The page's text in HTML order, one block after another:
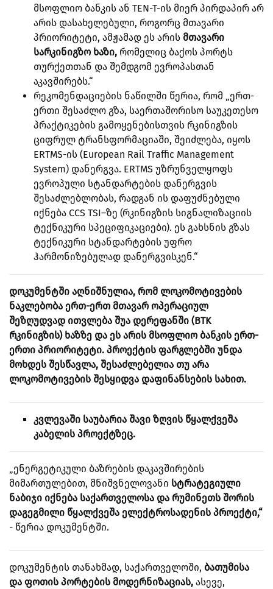
მსოფლიო ბანკის ან TEN-T-ის მიერ პირდაპირ არ
არის დასახელებული, როგორც მთავარი
პრიორიტეტი, ამჟამად ეს არის მთავარი
სარკინიგზო ხაზი, რომელიც ბაქოს პორტს
თურქეთთან და შემდგომ ევროპასთან
აკავშირებს.“
რეკომენდაციების ნაწილში წერია, რომ „ერთ-
ერთი შესაძლო გზა, საერთაშორისო საუკეთესო
პრაქტიკების გამოყენებისთვის რკინიგზის
ციფრულ ტრანსფორმაციაში, შეიძლება, იყოს
ERTMS-ის (European Rail Traffic Management
System) დანერგვა. ERTMS უზრუნველყოფს
ევროპული სტანდარტების დანერგვის
შესაძლებლობას, რადგან ის დაფუძნებული
იქნება CCS TSI–ზე (რკინიგზის სიგნალიზაციის
ტექნიკური სპეციფიკაციები). ეს გახსნის გზას
ტექნიკური სტანდარტების უფრო
ჰარმონიზებულად დანერგვისკენ.“
დოკუმენტში აღნიშნულია, რომ ლოკომოტივების
ნაკლებობა ერთ-ერთ მთავარ ოპერაციულ
შეზღუდვად ითვლება შუა დერეფანში (BTK
რკინიგზის) ხაზზე და ეს არის მსოფლიო ბანკის ერთ-
ერთი პრიორიტეტი. პროექტის ფარგლებში უნდა
მოხდეს შესწავლა, შესაძლებელია თუ არა
ლოკომოტივების შესყიდვა დაფინანსების სახით.
კვლევაში საუბარია შავი ზღვის წყალქვეშა
კაბელის პროექტზეც.
„ენერგეტიკული ბაზრების დაკავშირების
მიმართულებით, მნიშვნელოვანი სტრატეგიული
ნაბიჯი იქნება საქართველოსა და რუმინეთს შორის
დაგეგმილი წყალქვეშა ელექტროსადენის პროექტი,“
- წერია დოკუმენტში.
დოკუმენტის თანახმად, საქართველოში, ბათუმისა
და ფოთის პორტების მოდერნიზაციას, ასევე,